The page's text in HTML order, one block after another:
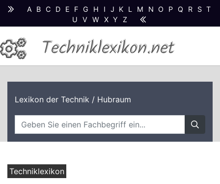
A B C D E F G H I J K L M N O P Q R S T
U
V W X Y Z
Techniklexikon.net
Lexikon der Technik / Hubraum
Techniklexikon